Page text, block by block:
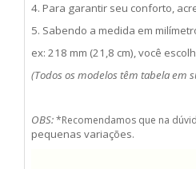
4. Para garantir seu conforto,
5. Sabendo a medida em
ex: 218 mm (21,8 cm), você
(Todos os modelos têm tabela em
OBS:*Recomendamos que na
pequenas variações.